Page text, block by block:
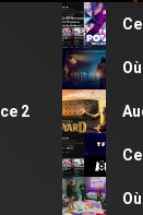
Ces
Où
Ces
Où